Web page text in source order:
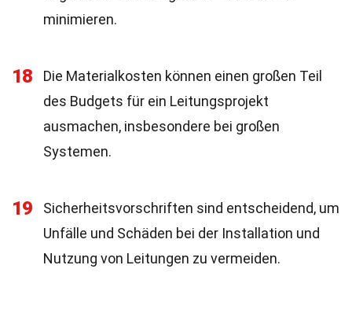
minimieren.
18
Die Materialkosten können einen großen Teil
des Budgets für ein Leitungsprojekt
ausmachen, insbesondere bei großen
Systemen.
19
Sicherheitsvorschriften sind entscheidend, um
Unfälle und Schäden bei der Installation und
Nutzung von Leitungen zu vermeiden.